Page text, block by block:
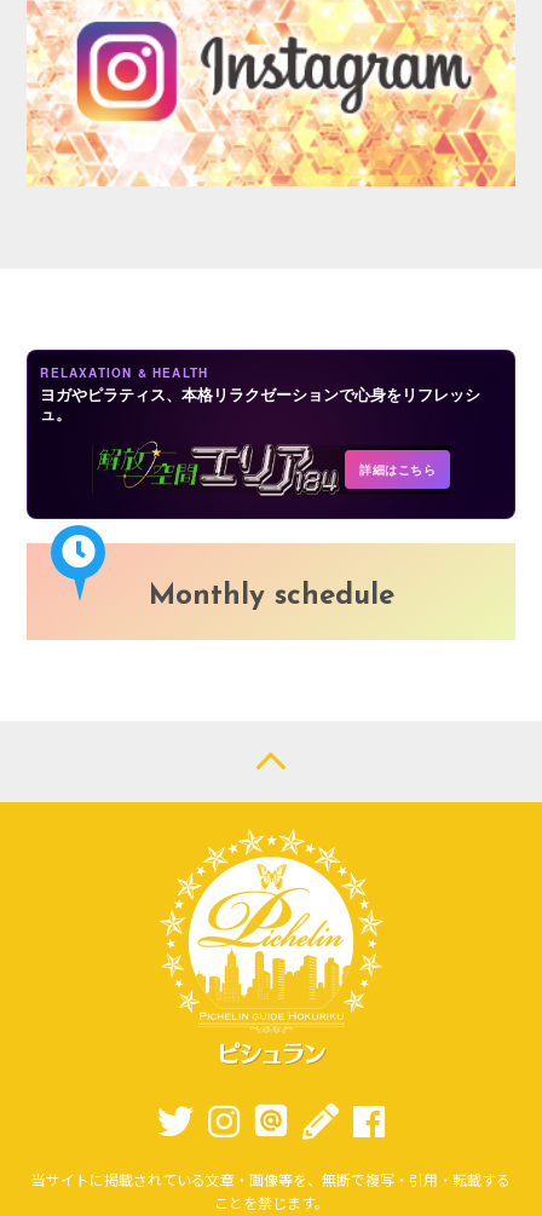
RELAXATION & HEALTH
ヨガやピラティス、本格リラクゼーションで心身をリフレッシ
ュ。
詳細はこちら
Monthly schedule
当サイトに掲載されている文章・画像等を、無断で複写・引用・転載する
ことを禁じます。